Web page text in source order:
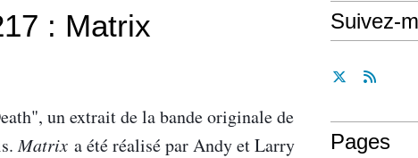
: Matrix
un extrait de la bande originale de
Matrix a été réalisé par Andy et Larry
Suivez-
Pages